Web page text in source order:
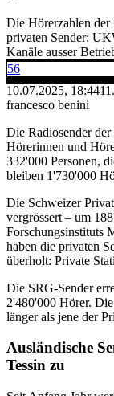
Die Hörerzahlen
privaten Sender:
Kanäle ausser
56
10.07.2025, 18:44
francesco benini
Die Radiosender
Hörerinnen und
332'000 Personen,
bleiben 1'730'000
Die Schweizer
vergrössert – um
Forschungsinstituts
haben die privaten
überholt: Private
Die SRG-Sender
2'480'000 Hörer.
länger als jene der
Ausländische
Tessin zu